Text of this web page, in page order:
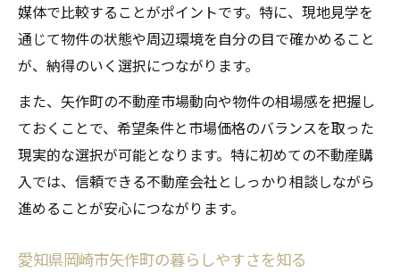
毎月の負担を減らす不動産購入のポイント
将来設計に役立つ物件選択の視点とは
不動産購入で考えるライフプランの重要性
将来的な家族構成を見据えた物件選び
転勤や引越しリスクも考慮した選択肢
資産価値の視点で物件を選ぶポイント
住み替えもしやすい不動産購入のコツ
不動産購入前の現地見学が必要な理由
媒体で比較することがポイントです。特に、現地見学を
通じて物件の状態や周辺環境を自分の目で確かめること
が、納得のいく選択につながります。
また、矢作町の不動産市場動向や物件の相場感を把握し
ておくことで、希望条件と市場価格のバランスを取った
現実的な選択が可能となります。特に初めての不動産購
入では、信頼できる不動産会社としっかり相談しながら
進めることが安心につながります。
愛知県岡崎市矢作町の暮らしやすさを知る